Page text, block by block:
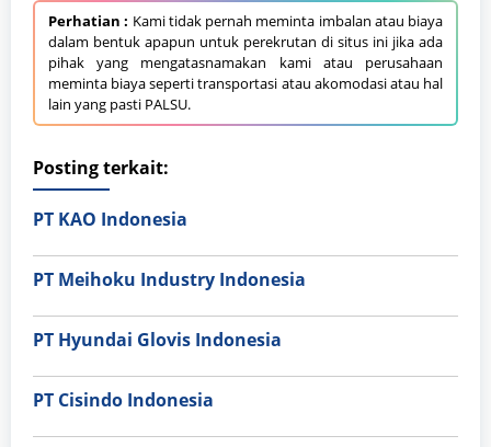
Perhatian : Kami tidak pernah meminta imbalan atau biaya
dalam bentuk apapun untuk perekrutan di situs ini jika ada
pihak yang mengatasnamakan kami atau perusahaan
meminta biaya seperti transportasi atau akomodasi atau hal
lain yang pasti PALSU.
Posting terkait:
PT KAO Indonesia
PT Meihoku Industry Indonesia
PT Hyundai Glovis Indonesia
PT Cisindo Indonesia